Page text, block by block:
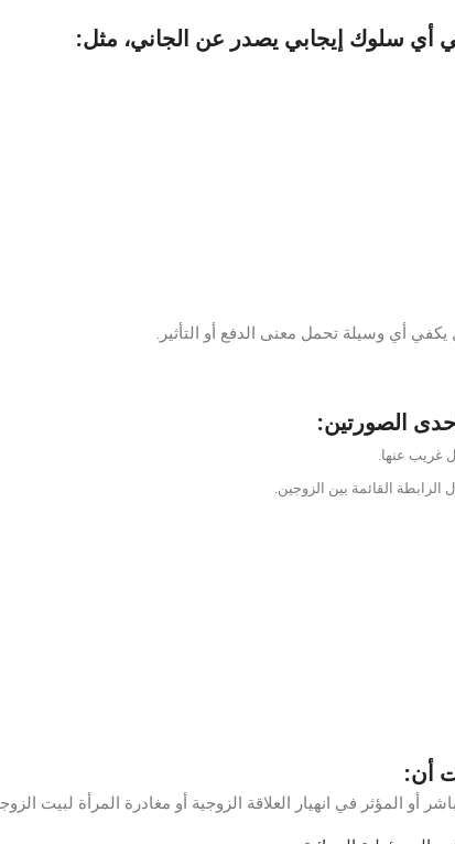
أي وسيلة تحمل معنى الدفع أو التأثير.
غريب عنها.
الرابطة القائمة بين الزوجين.
أو المؤثر في انهيار العلاقة الزوجية أو مغادرة المرأة لبيت